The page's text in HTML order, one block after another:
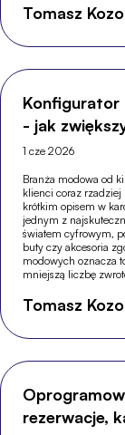
Tomasz
Konfigurator
- jak
1 cze 2026
Branża modowa od
klienci coraz
krótkim opisem w
jednym z
światem cyfrowym,
buty czy akcesoria
modowych oznacza
mniejszą liczbę
Tomasz
rezerwacje,